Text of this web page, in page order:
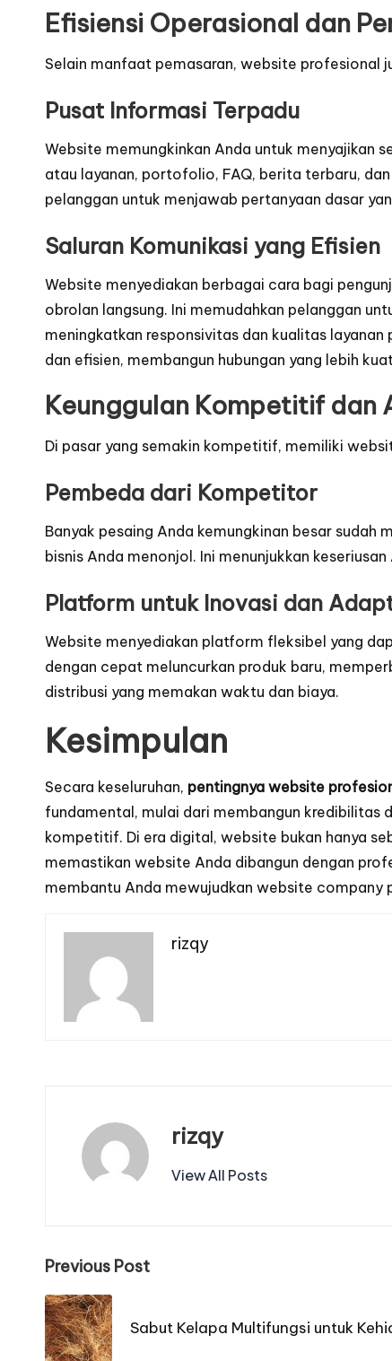
Efisiensi Operasional dan
Selain manfaat pemasaran, website profesional
Pusat Informasi Terpadu
Website memungkinkan Anda untuk menyajikan
atau layanan, portofolio, FAQ, berita terbaru,
pelanggan untuk menjawab pertanyaan dasar
Saluran Komunikasi yang Efisien
Website menyediakan berbagai cara bagi
obrolan langsung. Ini memudahkan pelanggan
meningkatkan responsivitas dan kualitas
dan efisien, membangun hubungan yang lebih
Keunggulan Kompetitif dan
Di pasar yang semakin kompetitif, memiliki
Pembeda dari Kompetitor
Banyak pesaing Anda kemungkinan besar
bisnis Anda menonjol. Ini menunjukkan
Platform untuk Inovasi dan
Website menyediakan platform fleksibel yang
dengan cepat meluncurkan produk baru,
distribusi yang memakan waktu dan biaya.
Kesimpulan
Secara keseluruhan, pentingnya website
fundamental, mulai dari membangun kredibilitas
kompetitif. Di era digital, website bukan hanya
memastikan website Anda dibangun dengan
membantu Anda mewujudkan website
rizqy
rizqy
View All Posts
Post
navigation
Previous Post
Sabut Kelapa Multifungsi untuk